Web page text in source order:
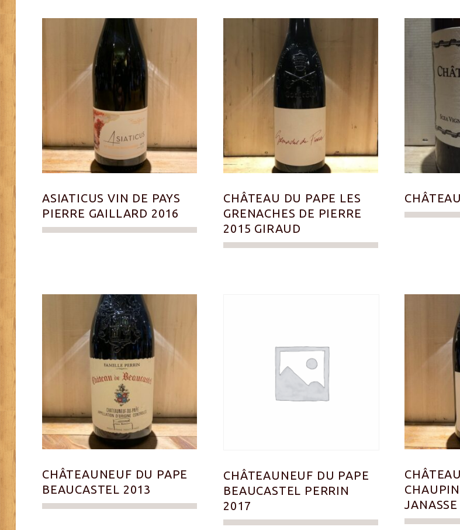
ASIATICUS VIN DE PAYS
PIERRE GAILLARD 2016
CHÂTEAU DU PAPE LES
GRENACHES DE PIERRE
2015 GIRAUD
CHÂTEAUNEUF DU PAPE
BEAUCASTEL 2013
CHÂTEAUNEUF DU PAPE
BEAUCASTEL PERRIN
2017